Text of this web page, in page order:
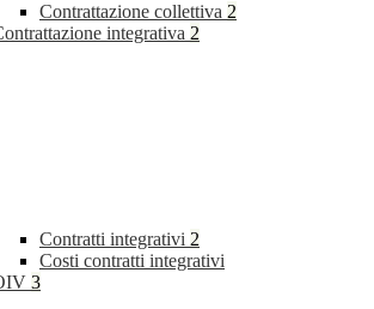
Contrattazione collettiva 2
integrativa 2
Contratti integrativi 2
Costi contratti integrativi
3